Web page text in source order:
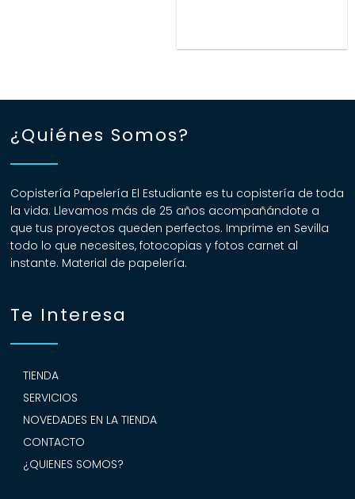
¿Quiénes Somos?
Copistería Papelería El Estudiante es tu copistería de toda
la vida. Llevamos más de 25 años acompañándote a
que tus proyectos queden perfectos. Imprime en Sevilla
todo lo que necesites, fotocopias y fotos carnet al
instante. Material de papelería.
Te Interesa
TIENDA
SERVICIOS
NOVEDADES EN LA TIENDA
CONTACTO
¿QUIENES SOMOS?